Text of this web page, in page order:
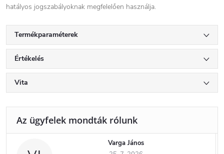
hatályos jogszabályoknak megfelelően használja.
Termékparaméterek
Értékelés
Vita
Varga János